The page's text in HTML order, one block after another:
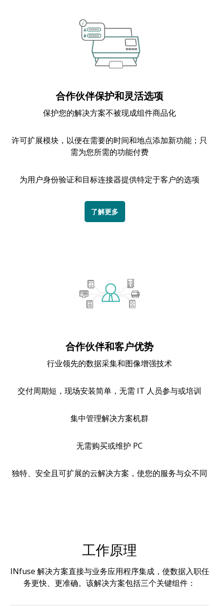
合作伙伴保护和灵活选项
保护您的解决方案不被现成组件商品化
许可扩展模块，以便在需要的时间和地点添加新功能；只
需为您所需的功能付费
为用户身份验证和目标连接器提供特定于客户的选项
了解更多
合作伙伴和客户优势
行业领先的数据采集和图像增强技术
交付周期短，现场安装简单，无需 IT 人员参与或培训
集中管理解决方案机群
无需购买或维护 PC
独特、安全且可扩展的云解决方案，使您的服务与众不同
工作原理
INfuse 解决方案直接与业务应用程序集成，使数据入职任
务更快、更准确。该解决方案包括三个关键组件：